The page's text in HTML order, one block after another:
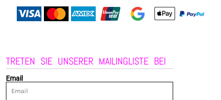
TRETEN SIE UNSERER MAILINGLISTE BEI
Email